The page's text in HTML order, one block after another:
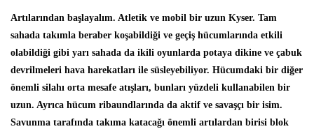
Artılarından başlayalım. Atletik ve mobil bir uzun Kyser. Tam
sahada takımla beraber koşabildiği ve geçiş hücumlarında etkili
olabildiği gibi yarı sahada da ikili oyunlarda potaya dikine ve çabuk
devrilmeleri hava harekatları ile süsleyebiliyor. Hücumdaki bir diğer
önemli silahı orta mesafe atışları, bunları yüzdeli kullanabilen bir
uzun. Ayrıca hücum ribaundlarında da aktif ve savaşçı bir isim.
Savunma tarafında takıma katacağı önemli artılardan birisi blok